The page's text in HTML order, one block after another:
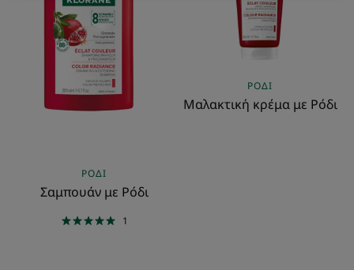
ΡΌΔΙ
Σαμπουάν με Ρόδι
1
ΡΌΔΙ
Μαλακτική κρέμα με Ρόδι